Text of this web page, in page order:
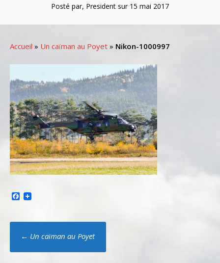
Posté par, President sur 15 mai 2017
Accueil » Un caïman au Poyet » Nikon-1000997
Facebook
Poste
navigation
← Un caïman au Poyet